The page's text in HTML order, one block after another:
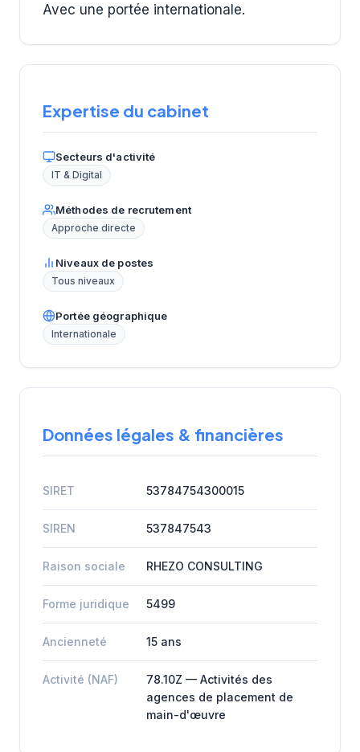
Avec une portée internationale.
Expertise du cabinet
Secteurs d'activité
IT & Digital
Méthodes de recrutement
Approche directe
Niveaux de postes
Tous niveaux
Portée géographique
Internationale
Données légales & financières
SIRET 53784754300015
SIREN 537847543
Raison sociale RHEZO CONSULTING
Forme juridique 5499
Ancienneté 15 ans
Activité (NAF)
78.10Z — Activités des
agences de placement de
main-d'œuvre